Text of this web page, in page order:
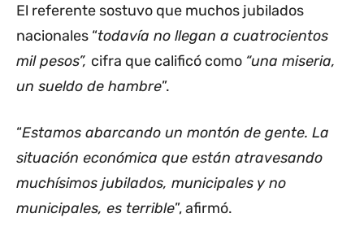
El referente sostuvo que muchos jubilados
nacionales “todavía no llegan a cuatrocientos
mil pesos”, cifra que calificó como “una miseria,
un sueldo de hambre”.
“Estamos abarcando un montón de gente. La
situación económica que están atravesando
muchísimos jubilados, municipales y no
municipales, es terrible”, afirmó.